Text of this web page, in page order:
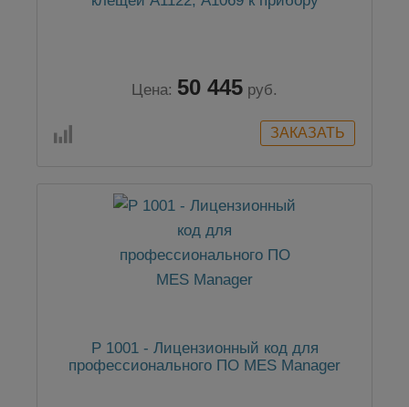
Цена: 50 445 руб.
P 1001 - Лицензионный код для
профессионального ПО MES Manager